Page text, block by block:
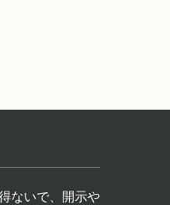
ないで、開示や